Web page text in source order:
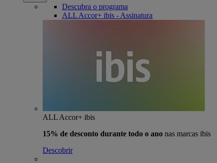
Descubra o programa
ALL Accor+ ibis - Assinatura
ALL Accor+ ibis
15% de desconto durante todo o ano nas marcas ibis
Descobrir